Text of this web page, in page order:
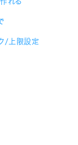
/上限設定